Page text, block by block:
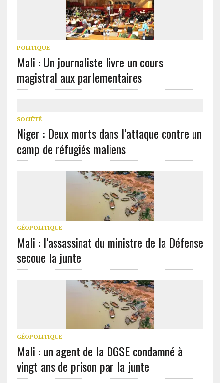
POLITIQUE
Mali : Un journaliste livre un cours
magistral aux parlementaires
SOCIÉTÉ
Niger : Deux morts dans l’attaque contre un
camp de réfugiés maliens
GÉOPOLITIQUE
Mali : l’assassinat du ministre de la Défense
secoue la junte
GÉOPOLITIQUE
Mali : un agent de la DGSE condamné à
vingt ans de prison par la junte